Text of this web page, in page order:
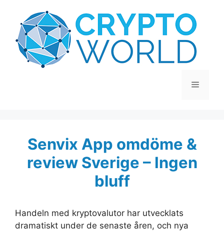
innehåll
Meny
Senvix App omdöme &
review Sverige – Ingen
bluff
Handeln med kryptovalutor har utvecklats
dramatiskt under de senaste åren, och nya